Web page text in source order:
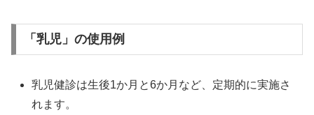
「乳児」の使用例
乳児健診は生後1か月と6か月など、定期的に実施さ
れます。